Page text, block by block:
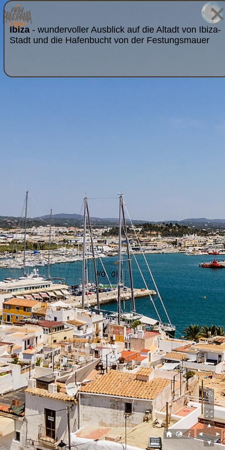
Ibiza - wundervoller Ausblick auf die Altadt von Ibiza-
Stadt und die Hafenbucht von der Festungsmauer